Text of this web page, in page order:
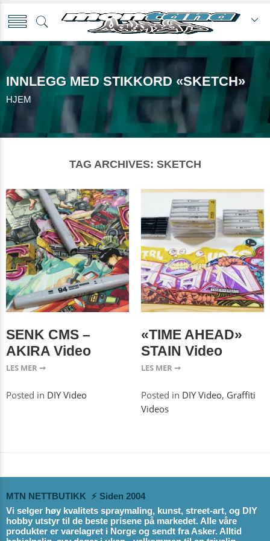
INNLEGG MED STIKKORD «SKETCH»
HJEM
TAG ARCHIVES: SKETCH
SENK CMS –
AKIRA Video
LES MER ➞
Posted in DIY Video
«TIME AHEAD»
STAIN Video
LES MER ➞
Posted in DIY Video, Graffiti
Videos
MTN NETTBUTIKK ⚡ Siden 2004
Vi selger høy kvalitets spraymaling, kunst, street-art, og DIY
hobby utstyr til de beste prisene på markedet. Alle våre
produkter er varelagret i Norge og sendt fra Asker. Alltid